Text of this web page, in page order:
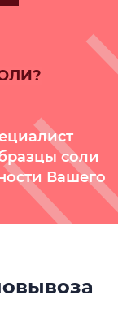
соли
Вашего